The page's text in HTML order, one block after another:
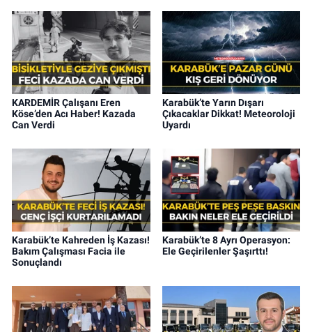
KARDEMİR Çalışanı Eren
Köse’den Acı Haber! Kazada
Can Verdi
Karabük’te Yarın Dışarı
Çıkacaklar Dikkat! Meteoroloji
Uyardı
Karabük’te Kahreden İş Kazası!
Bakım Çalışması Facia ile
Sonuçlandı
Karabük’te 8 Ayrı Operasyon:
Ele Geçirilenler Şaşırttı!